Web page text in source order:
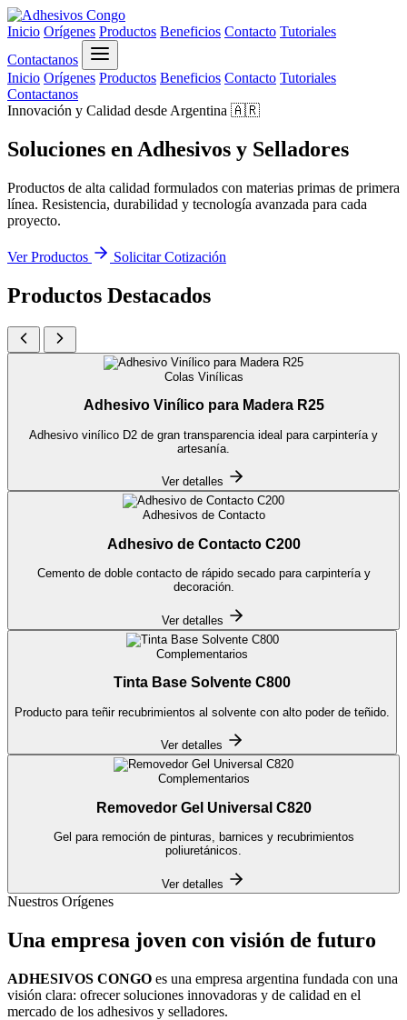
Inicio Orígenes Productos Beneficios Contacto Tutoriales
Contactanos
Inicio Orígenes Productos Beneficios Contacto Tutoriales
Contactanos
Innovación y Calidad desde Argentina 🇦🇷
Soluciones en Adhesivos y Selladores
Productos de alta calidad formulados con materias primas de primera
línea. Resistencia, durabilidad y tecnología avanzada para cada
proyecto.
Ver Productos Solicitar Cotización
Productos Destacados
Colas Vinílicas
Adhesivo Vinílico para Madera R25
Adhesivo vinílico D2 de gran transparencia ideal para carpintería y
artesanía.
Ver detalles
Adhesivos de Contacto
Adhesivo de Contacto C200
Cemento de doble contacto de rápido secado para carpintería y
decoración.
Ver detalles
Complementarios
Tinta Base Solvente C800
Producto para teñir recubrimientos al solvente con alto poder de teñido.
Ver detalles
Complementarios
Removedor Gel Universal C820
Gel para remoción de pinturas, barnices y recubrimientos
poliuretánicos.
Ver detalles
Nuestros Orígenes
Una empresa joven con visión de futuro
ADHESIVOS CONGO es una empresa argentina fundada con una
visión clara: ofrecer soluciones innovadoras y de calidad en el
mercado de los adhesivos y selladores.